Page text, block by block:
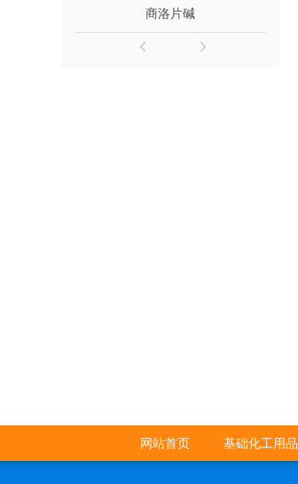
网站首页 基础化工用品